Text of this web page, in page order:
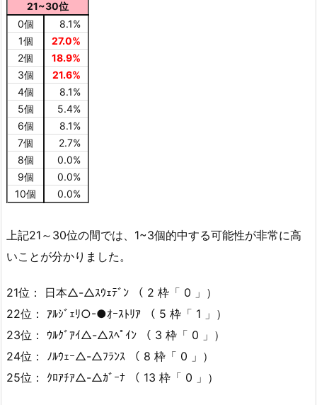
21~30位
0個
8.1%
1個
27.0%
2個
18.9%
3個
21.6%
4個
8.1%
5個
5.4%
6個
8.1%
7個
2.7%
8個
0.0%
9個
0.0%
10個
0.0%
上記21～30位の間では、1~3個的中する可能性が非常に高
いことが分かりました。
21位： 日本△-△ｽｳｪﾃﾞﾝ （ 2 枠「 0 」）
22位： ｱﾙｼﾞｪﾘ○-●ｵｰｽﾄﾘｱ （ 5 枠「 1 」）
23位： ｳﾙｸﾞｱｲ△-△ｽﾍﾟｲﾝ （ 3 枠「 0 」）
24位： ﾉﾙｳｪｰ△-△ﾌﾗﾝｽ （ 8 枠「 0 」）
25位： ｸﾛｱﾁｱ△-△ｶﾞｰﾅ （ 13 枠「 0 」）